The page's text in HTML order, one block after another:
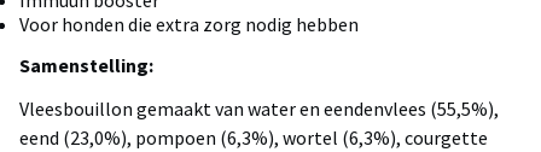
Voor honden die extra zorg nodig hebben
Samenstelling:
Vleesbouillon gemaakt van water en eendenvlees (55,5%),
eend (23,0%), pompoen (6,3%), wortel (6,3%), courgette